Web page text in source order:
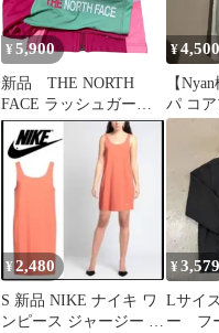
¥ 5,900
新品 THE NORTH
FACE ラッシュガード
パステルカラー 上下
セット
¥4,500
【
パ コ
ク 洗い
トメン
¥2,480
S 新品 NIKE ナイキ ワ
ンピース ジャージー タ
¥3,579
Lサイ
ー フ